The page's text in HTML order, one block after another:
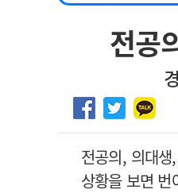
고객센터
하반
2026
마
전공
전공의, 의대
상황을 보면 번